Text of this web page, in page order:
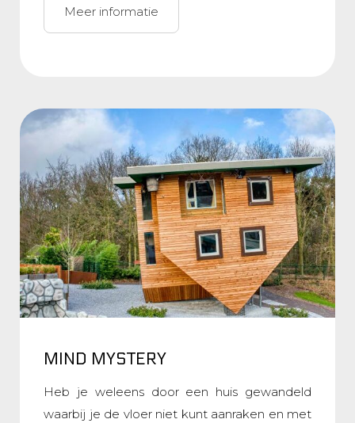
Meer informatie
MIND MYSTERY
Heb je weleens door een huis gewandeld
waarbij je de vloer niet kunt aanraken en met